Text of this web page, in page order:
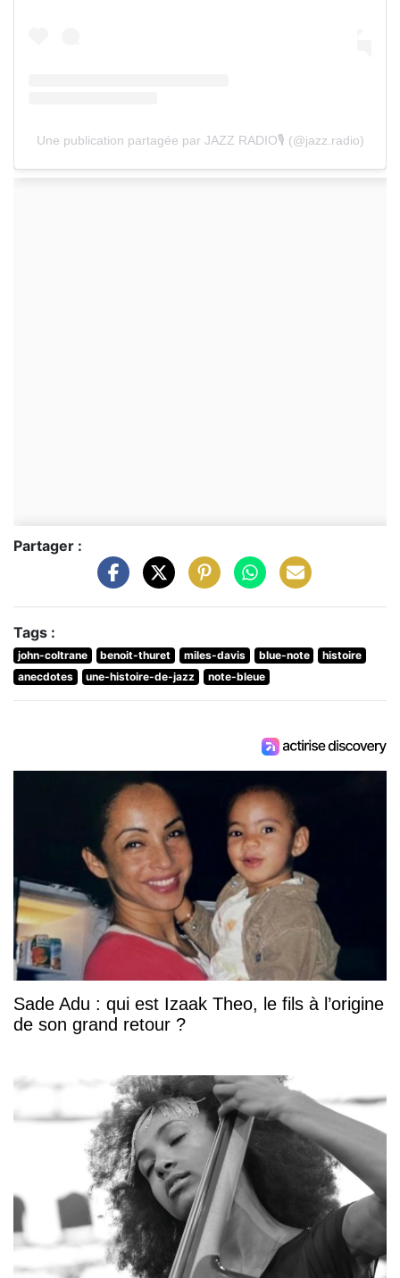
Une publication partagée par JAZZ RADIO🎙 (@jazz.radio)
Partager :
Tags :
john-coltrane benoit-thuret miles-davis blue-note
histoire
anecdotes
une-histoire-de-jazz note-bleue
Sade Adu : qui est Izaak Theo, le fils à l’origine
de son grand retour ?